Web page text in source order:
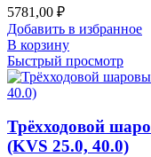
5781,00 ₽
Добавить в избранное
В корзину
Быстрый просмотр
Трёхходовой
(KVS 25.0, 40.0)